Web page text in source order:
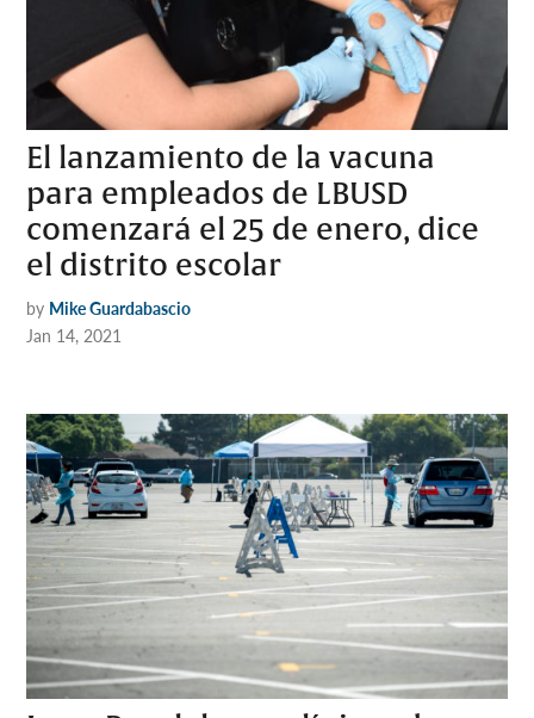
El lanzamiento de la vacuna
para empleados de LBUSD
comenzará el 25 de enero, dice
el distrito escolar
by Mike Guardabascio
Jan 14, 2021